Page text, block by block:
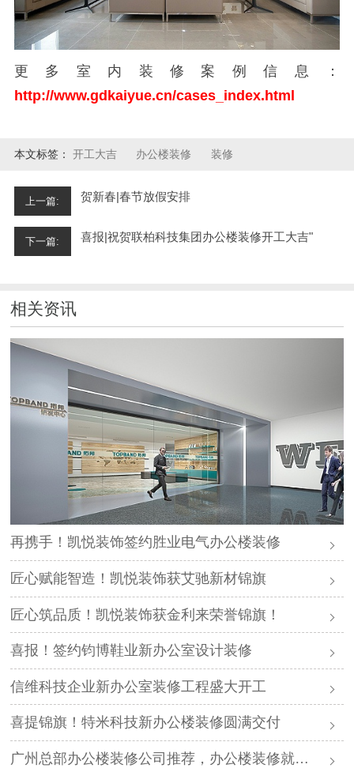
更多室内装修案例信息：
http://www.gdkaiyue.cn/cases_index.html
本文标签： 开工大吉 办公楼装修 装修
上一篇: 贺新春|春节放假安排
下一篇: 喜报|祝贺联柏科技集团办公楼装修开工大吉"
相关资讯
再携手！凯悦装饰签约胜业电气办公楼装修
匠心赋能智造！凯悦装饰获艾驰新材锦旗
匠心筑品质！凯悦装饰获金利来荣誉锦旗！
喜报！签约钧博鞋业新办公室设计装修
信维科技企业新办公室装修工程盛大开工
喜提锦旗！特米科技新办公楼装修圆满交付
广州总部办公楼装修公司推荐，办公楼装修就找凯悦装饰